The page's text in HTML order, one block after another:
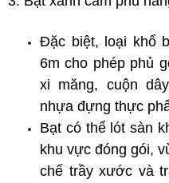
Đặc biệt, loại khổ
6m cho phép phủ
xi măng, cuộn
nhựa đựng thực
Bạt có thể lót sàn
khu vực đóng gói,
chế trầy xước và